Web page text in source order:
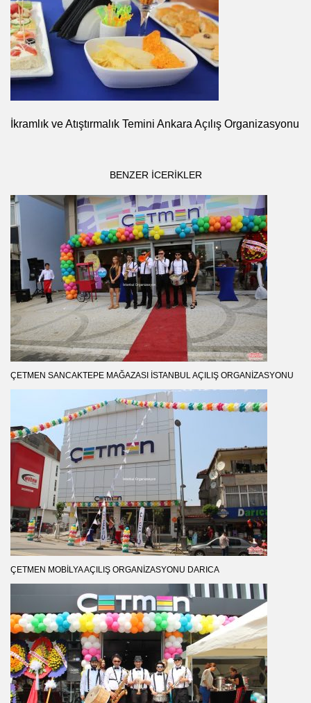
İkramlık ve Atıştırmalık Temini Ankara Açılış Organizasyonu
BENZER ICERIKLER
ÇETMEN SANCAKTEPE MAĞAZASI İSTANBUL AÇILIŞ ORGANIZASYONU
ÇETMEN MOBILYA AÇILIŞ ORGANIZASYONU DARICA